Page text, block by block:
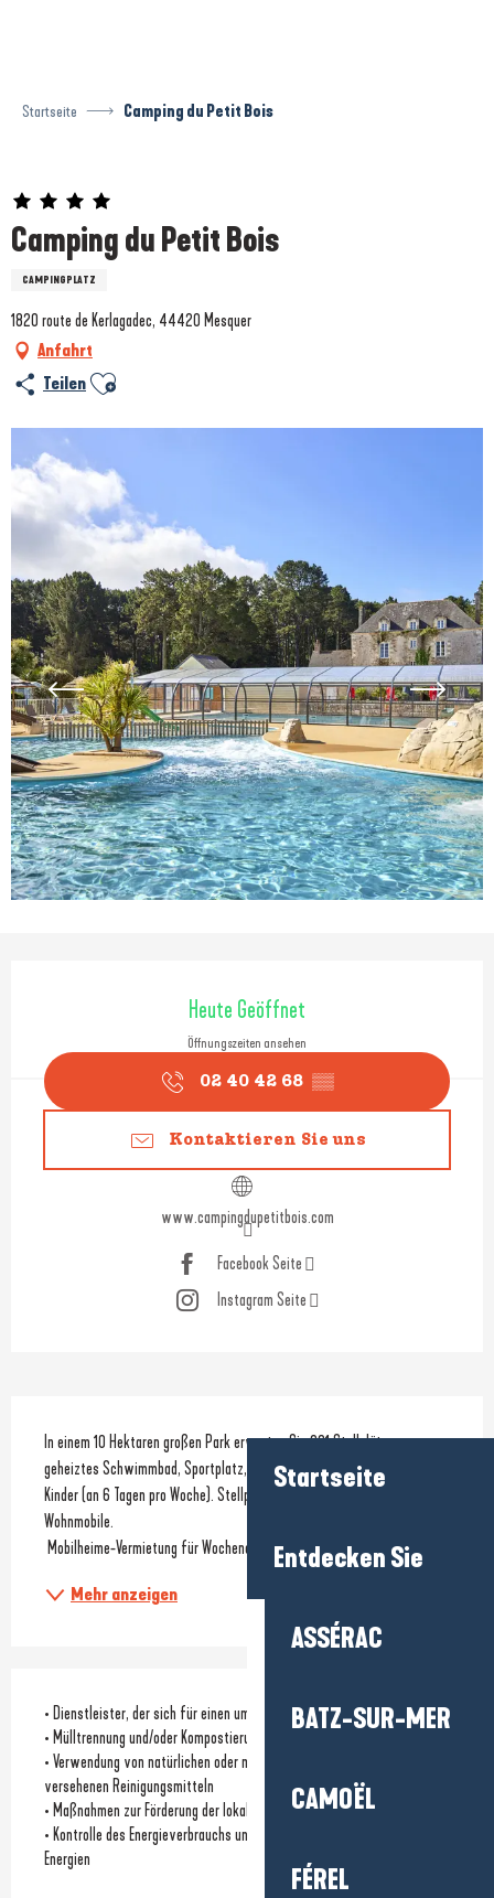
Startseite
Entdecken Sie
ASSÉRAC
BATZ-SUR-MER
CAMOËL
FÉREL
Startseite Camping du Petit Bois
Camping du Petit Bois
CAMPINGPLATZ
Prestataire engagé dans une démarche environnementale
1820 route de Kerlagadec, 44420 Mesquer
Anfahrt
Teilen Ajouter aux favoris
Öffnungszeiten & Kontaktdaten
Heute Geöffnet
Öffnungszeiten ansehen
02 40 42 68 ▒▒
Kontaktieren Sie uns
www.campingdupetitbois.com
Facebook Seite
Instagram Seite
Beschreibung
In einem 10 Hektaren großen Park erwarten Sie 231 Stellplätze,
geheiztes Schwimmbad, Sportplatz, Bar, Restaurant, Animationen für
Kinder (an 6 Tagen pro Woche). Stellplätze für Zelte, Wohnwagen und
Wohnmobile.
Mobilheime-Vermietung für Wochenenden und ganze Wochen.
Mehr anzeigen
• Dienstleister, der sich für einen umweltfreundlichen Ansatz einsetzt
• Mülltrennung und/oder Kompostierung für Kunden verfügbar
• Verwendung von natürlichen oder mit einem Umweltzeichen
versehenen Reinigungsmitteln
• Maßnahmen zur Förderung der lokalen Biodiversität
• Kontrolle des Energieverbrauchs und/oder Nutzung erneuerbarer
Energien